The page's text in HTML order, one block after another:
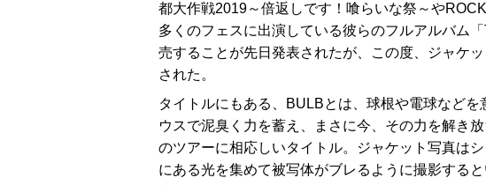
都大作戦2019～倍返しです！喰らいな祭～や
多くのフェスに出演している彼らのフルアルバム
売することが先日発表されたが、この度、ジャケ
された。
タイトルにもある、BULBとは、球根や電球など
ウスで泥臭く力を蓄え、まさに今、その力を解き
のツアーに相応しいタイトル。ジャケット写真は
にある光を集めて被写体がブレるように撮影する